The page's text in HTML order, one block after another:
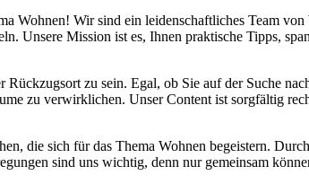
Wir sind ein leidenschaftliches Team
Unsere Mission ist es, Ihnen praktische Tipps,
zu sein. Egal, ob Sie auf der Suche
zu verwirklichen. Unser Content ist sorgfältig
die sich für das Thema Wohnen begeistern.
sind uns wichtig, denn nur gemeinsam